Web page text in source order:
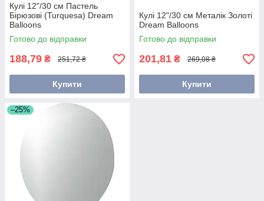
Кулі 12"/30 см Пастель
Бірюзові (Turquesa) Dream
Balloons
Готово до відправки
188,79 ₴ 251,72 ₴
Купити
Кулі 12"/30 см Металік Золоті
Dream Balloons
Готово до відправки
201,81 ₴ 269,08 ₴
Купити
–25%